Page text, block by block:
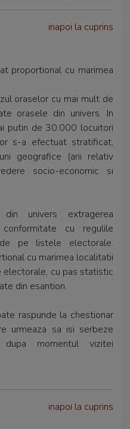
inapoi la cuprins
proportional cu marimea
oraselor cu mai mult de
orasele din univers. In
putin de 30.000 locuitori
s-a efectuat stratificat,
geografice (arii relativ
socio-economic si
univers extragerea
cu regulile
pe listele electorale.
cu marimea localitatii
cu pas statistic
din esantion.
raspunde la chestionar
urmeaza sa isi serbeze
momentul vizitei
inapoi la cuprins